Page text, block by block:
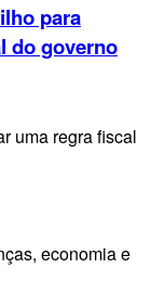
para
do governo
uma regra fiscal
economia e